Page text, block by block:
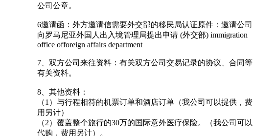
公司公章。
6邀请函：外方邀请信需要外交部的移民局认证原件：邀请公司
向罗马尼亚外国人出入境管理局提出申请 (外交部) immigration
office offoreign affairs department
7、双方公司来往资料：有关双方公司交易记录的协议、合同等
有关资料。
8、其他资料：
（1）与行程相符的机票订单和酒店订单（我公司可以提供，费
用另计）
（2）覆盖整个旅行的30万的国际意外医疗保险。（我公司可以
代购，费用另计）。